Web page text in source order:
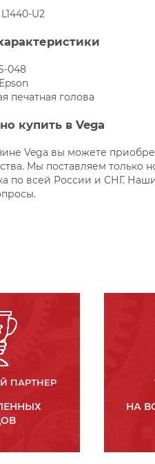
U2
048
печатная голова
купить в Vega
Vega вы можете
Мы поставляем
по всей России и СНГ.
ПАРТНЕР
НА